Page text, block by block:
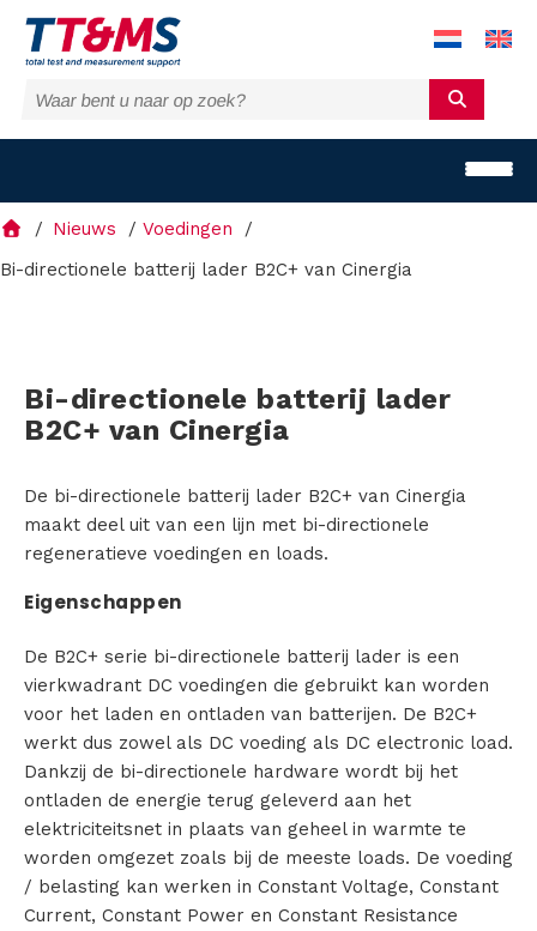
p
e
Nieuws
Voedingen
Bi-directionele batterij lader B2C+ van Cinergia
Bi-directionele batterij lader
B2C+ van Cinergia
De bi-directionele batterij lader B2C+ van Cinergia
maakt deel uit van een lijn met bi-directionele
regeneratieve voedingen en loads.
Eigenschappen
De B2C+ serie bi-directionele batterij lader is een
vierkwadrant DC voedingen die gebruikt kan worden
voor het laden en ontladen van batterijen. De B2C+
werkt dus zowel als DC voeding als DC electronic load.
Dankzij de bi-directionele hardware wordt bij het
ontladen de energie terug geleverd aan het
elektriciteitsnet in plaats van geheel in warmte te
worden omgezet zoals bij de meeste loads. De voeding
/ belasting kan werken in Constant Voltage, Constant
Current, Constant Power en Constant Resistance